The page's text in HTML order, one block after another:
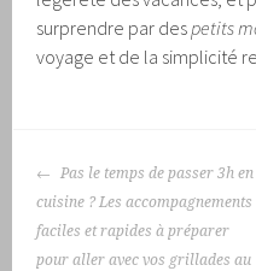
surprendre par despetits
voyage et de la simplicité
NAVIGATION
DES
ARTICLES
Pas le temps de passer 3h en
cuisine ? Les accompagnements
faciles et rapides à préparer
pour aller avec vos grillades au